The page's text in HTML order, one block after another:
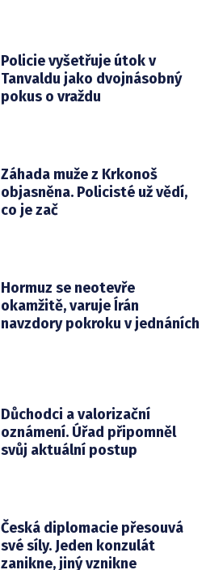
Policie vyšetřuje útok v
Tanvaldu jako dvojnásobný
pokus o vraždu
Záhada muže z Krkonoš
objasněna. Policisté už vědí,
co je zač
Hormuz se neotevře
okamžitě, varuje Írán
navzdory pokroku v jednáních
Důchodci a valorizační
oznámení. Úřad připomněl
svůj aktuální postup
Česká diplomacie přesouvá
své síly. Jeden konzulát
zanikne, jiný vznikne